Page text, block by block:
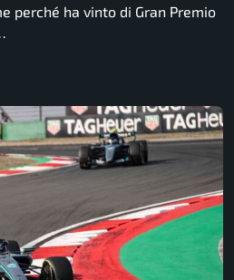
perché ha vinto di Gran Premio